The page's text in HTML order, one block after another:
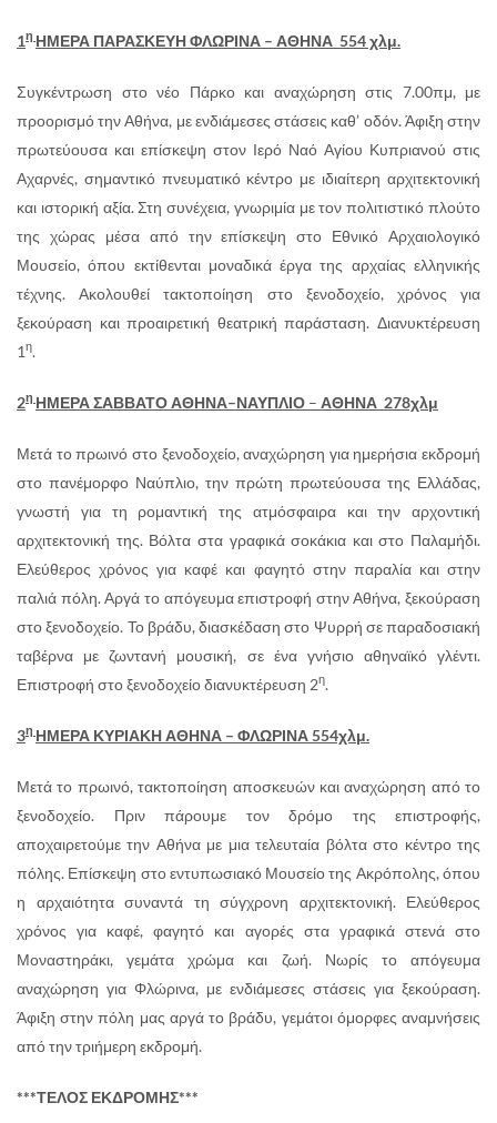
1η ΗΜΕΡΑ ΠΑΡΑΣΚΕΥΗ ΦΛΩΡΙΝΑ – ΑΘΗΝΑ 554 χλμ.
Συγκέντρωση στο νέο Πάρκο και αναχώρηση στις 7.00πμ, με
προορισμό την Αθήνα, με ενδιάμεσες στάσεις καθ’ οδόν. Άφιξη στην
πρωτεύουσα και επίσκεψη στον Ιερό Ναό Αγίου Κυπριανού στις
Αχαρνές, σημαντικό πνευματικό κέντρο με ιδιαίτερη αρχιτεκτονική
και ιστορική αξία. Στη συνέχεια, γνωριμία με τον πολιτιστικό πλούτο
της χώρας μέσα από την επίσκεψη στο Εθνικό Αρχαιολογικό
Μουσείο, όπου εκτίθενται μοναδικά έργα της αρχαίας ελληνικής
τέχνης. Ακολουθεί τακτοποίηση στο ξενοδοχείο, χρόνος για
ξεκούραση και προαιρετική θεατρική παράσταση. Διανυκτέρευση
1η.
2η ΗΜΕΡΑ ΣΑΒΒΑΤΟ ΑΘΗΝΑ–ΝΑΥΠΛΙΟ – ΑΘΗΝΑ 278χλμ
Μετά το πρωινό στο ξενοδοχείο, αναχώρηση για ημερήσια εκδρομή
στο πανέμορφο Ναύπλιο, την πρώτη πρωτεύουσα της Ελλάδας,
γνωστή για τη ρομαντική της ατμόσφαιρα και την αρχοντική
αρχιτεκτονική της. Βόλτα στα γραφικά σοκάκια και στο Παλαμήδι.
Ελεύθερος χρόνος για καφέ και φαγητό στην παραλία και στην
παλιά πόλη. Αργά το απόγευμα επιστροφή στην Αθήνα, ξεκούραση
στο ξενοδοχείο. Το βράδυ, διασκέδαση στο Ψυρρή σε παραδοσιακή
ταβέρνα με ζωντανή μουσική, σε ένα γνήσιο αθηναϊκό γλέντι.
Επιστροφή στο ξενοδοχείο διανυκτέρευση 2η.
3η ΗΜΕΡΑ ΚΥΡΙΑΚΗ ΑΘΗΝΑ – ΦΛΩΡΙΝΑ 554χλμ.
Μετά το πρωινό, τακτοποίηση αποσκευών και αναχώρηση από το
ξενοδοχείο. Πριν πάρουμε τον δρόμο της επιστροφής,
αποχαιρετούμε την Αθήνα με μια τελευταία βόλτα στο κέντρο της
πόλης. Επίσκεψη στο εντυπωσιακό Μουσείο της Ακρόπολης, όπου
η αρχαιότητα συναντά τη σύγχρονη αρχιτεκτονική. Ελεύθερος
χρόνος για καφέ, φαγητό και αγορές στα γραφικά στενά στο
Μοναστηράκι, γεμάτα χρώμα και ζωή. Νωρίς το απόγευμα
αναχώρηση για Φλώρινα, με ενδιάμεσες στάσεις για ξεκούραση.
Άφιξη στην πόλη μας αργά το βράδυ, γεμάτοι όμορφες αναμνήσεις
από την τριήμερη εκδρομή.
***ΤΕΛΟΣ ΕΚΔΡΟΜΗΣ***